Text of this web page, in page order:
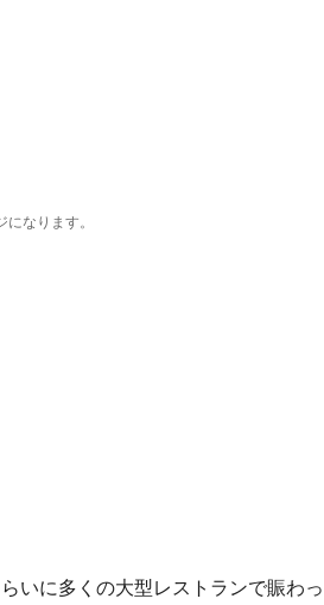
なります。
いに多くの大型レストランで賑わっ